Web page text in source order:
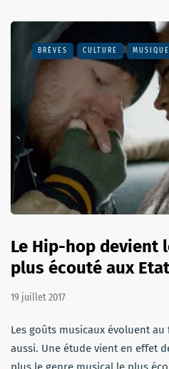
BRÈVES CULTURE MUSIQUE
Le Hip-hop devient
plus écouté aux
19 juillet 2017
Les goûts musicaux évoluent
aussi. Une étude vient en effet